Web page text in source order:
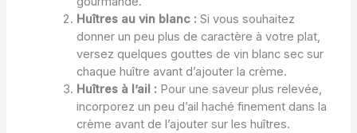
Huîtres au vin blanc : Si vous souhaitez
donner un peu plus de caractère à votre plat,
versez quelques gouttes de vin blanc sec sur
chaque huître avant d’ajouter la crème.
Huîtres à l’ail : Pour une saveur plus relevée,
incorporez un peu d’ail haché finement dans la
crème avant de l’ajouter sur les huîtres.